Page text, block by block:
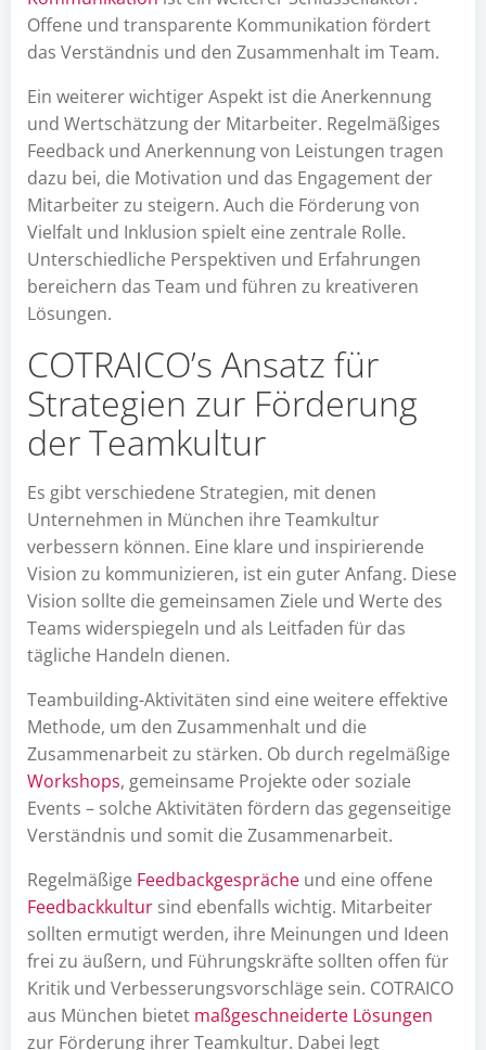
Offene und transparente Kommunikation fördert
das Verständnis und den Zusammenhalt im Team.
Ein weiterer wichtiger Aspekt ist die Anerkennung
und Wertschätzung der Mitarbeiter. Regelmäßiges
Feedback und Anerkennung von Leistungen tragen
dazu bei, die Motivation und das Engagement der
Mitarbeiter zu steigern. Auch die Förderung von
Vielfalt und Inklusion spielt eine zentrale Rolle.
Unterschiedliche Perspektiven und Erfahrungen
bereichern das Team und führen zu kreativeren
Lösungen.
COTRAICO’s Ansatz für
Strategien zur Förderung
der Teamkultur
Es gibt verschiedene Strategien, mit denen
Unternehmen in München ihre Teamkultur
verbessern können. Eine klare und inspirierende
Vision zu kommunizieren, ist ein guter Anfang. Diese
Vision sollte die gemeinsamen Ziele und Werte des
Teams widerspiegeln und als Leitfaden für das
tägliche Handeln dienen.
Teambuilding-Aktivitäten sind eine weitere effektive
Methode, um den Zusammenhalt und die
Zusammenarbeit zu stärken. Ob durch regelmäßige
Workshops, gemeinsame Projekte oder soziale
Events – solche Aktivitäten fördern das gegenseitige
Verständnis und somit die Zusammenarbeit.
Regelmäßige Feedbackgespräche und eine offene
Feedbackkultur sind ebenfalls wichtig. Mitarbeiter
sollten ermutigt werden, ihre Meinungen und Ideen
frei zu äußern, und Führungskräfte sollten offen für
Kritik und Verbesserungsvorschläge sein. COTRAICO
aus München bietet maßgeschneiderte Lösungen
zur Förderung ihrer Teamkultur. Dabei legt